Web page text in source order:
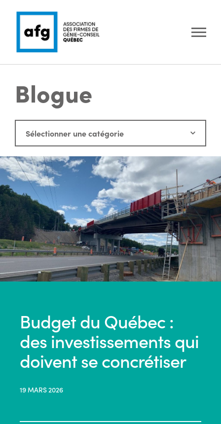
Blogue
Budget du Québec :
des investissements qui
doivent se concrétiser
19 MARS 2026